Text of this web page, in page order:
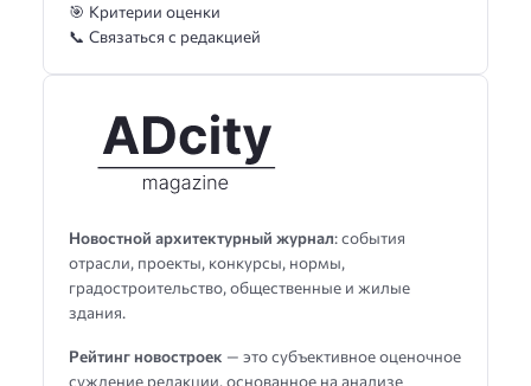
Новостной архитектурный журнал: события
отрасли, проекты, конкурсы, нормы,
градостроительство, общественные и жилые
здания.
Рейтинг новостроек — это субъективное оценочное
суждение редакции, основанное на анализе
🎯 Критерии оценки
📞 Связаться с редакцией